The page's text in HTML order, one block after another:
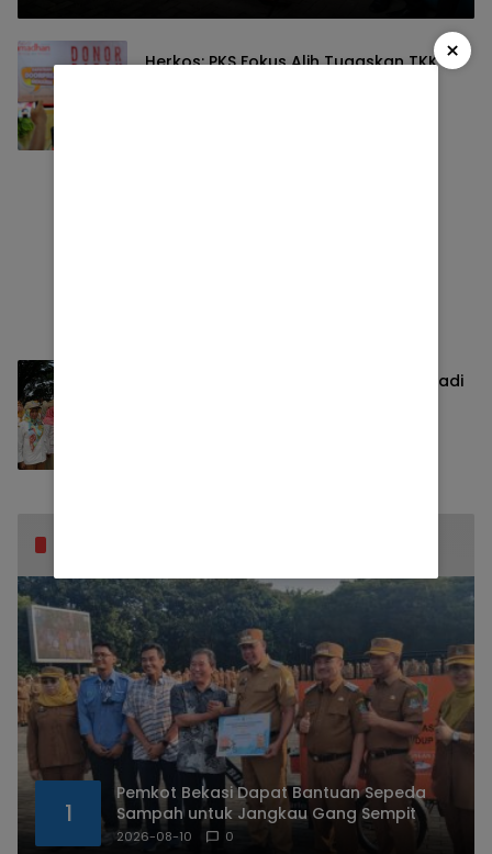
Herkos: PKS Fokus Alih Tugaskan TKK
Pemkot Diminta Migrasikan TKK menjadi
1
Pemkot Bekasi Dapat Bantuan Sepeda
Sampah untuk Jangkau Gang Sempit
2026-08-10 0
×